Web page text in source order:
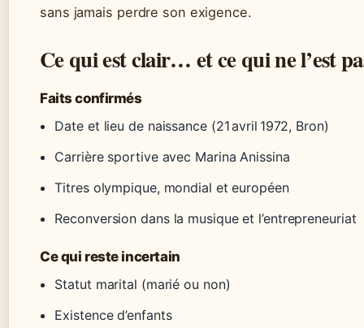
sans jamais perdre son exigence.
Ce qui est clair… et ce qui ne l’est
Faits confirmés
Date et lieu de naissance (21 avril 1972, Bron)
Carrière sportive avec Marina Anissina
Titres olympique, mondial et européen
Reconversion dans la musique et l’entrepreneuriat
Ce qui reste incertain
Statut marital (marié ou non)
Existence d’enfants